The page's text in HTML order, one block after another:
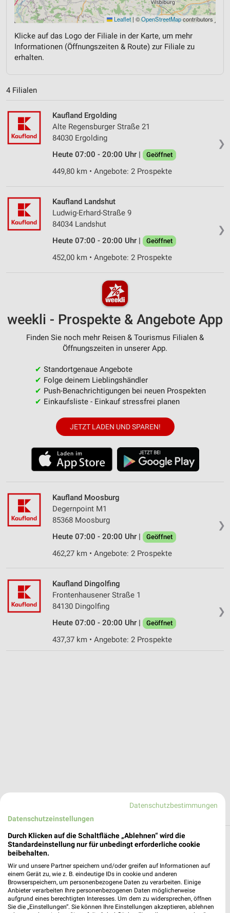
Leaflet | ©OpenStreetMapcontributors
Klicke auf das Logo der Filiale in der Karte, um mehr
Informationen (Öffnungszeiten & Route) zur Filiale zu
erhalten.
4 Filialen
❯
Kaufland Ergolding
Alte Regensburger Straße 21
84030 Ergolding
Heute 07:00 - 20:00 Uhr |
Geöffnet
449,80 km • Angebote: 2 Prospekte
❯
Kaufland Landshut
Ludwig-Erhard-Straße 9
84034 Landshut
Heute 07:00 - 20:00 Uhr |
Geöffnet
452,00 km • Angebote: 2 Prospekte
weekli - Prospekte & Angebote App
Finden Sie noch mehr Reisen & Tourismus Filialen &
Öffnungszeiten in unserer App.
✔ Standortgenaue Angebote
✔ Folge deinem Lieblingshändler
✔ Push-Benachrichtigungen bei neuen Prospekten
✔ Einkaufsliste - Einkauf stressfrei planen
JETZT LADEN UND SPAREN!
❯
Kaufland Moosburg
Degernpoint M1
85368 Moosburg
Heute 07:00 - 20:00 Uhr |
Geöffnet
462,27 km • Angebote: 2 Prospekte
❯
Kaufland Dingolfing
Frontenhausener Straße 1
84130 Dingolfing
Heute 07:00 - 20:00 Uhr |
Geöffnet
437,37 km • Angebote: 2 Prospekte
Reisen & Tourismus Angebote und Prospekte
für Ergolding
3 Prospekte
Kaufland Netto Marken-Discount
Datenschutzbestimmungen
Datenschutzeinstellungen
Durch Klicken auf die Schaltfläche „Ablehnen“ wird die
Standardeinstellung nur für unbedingt erforderliche cookie
beibehalten.
Wir und unsere Partner speichern und/oder greifen auf Informationen auf
einem Gerät zu, wie z. B. eindeutige IDs in cookie und anderen
Browserspeichern, um personenbezogene Daten zu verarbeiten. Einige
Anbieter verarbeiten Ihre personenbezogenen Daten möglicherweise
aufgrund eines berechtigten Interesses. Um dem zu widersprechen, öffnen
Sie die „Einstellungen“. Sie können Ihre Einstellungen akzeptieren, ablehnen